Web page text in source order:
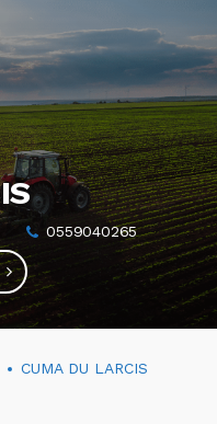
0559040265
CUMA DU LARCIS